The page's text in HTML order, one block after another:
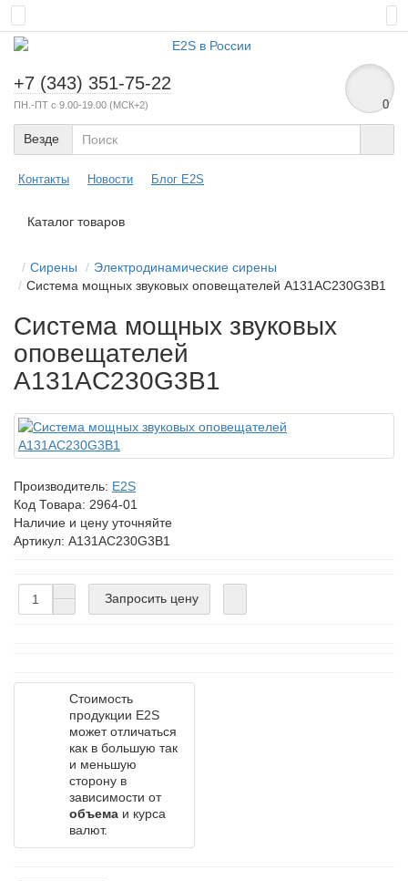
+7 (343) 351-75-22
ПН.-ПТ с 9.00-19.00 (МСК+2) 0
Везде
Контакты Новости Блог E2S
Каталог товаров
Сирены
Электродинамические сирены
Система мощных звуковых оповещателей A131AC230G3B1
Система мощных звуковых
оповещателей
A131AC230G3B1
Производитель: E2S
Код Товара: 2964-01
Наличие и цену уточняйте
Артикул: A131AC230G3B1
Запросить цену
Стоимость
продукции E2S
может отличаться
как в большую так
и меньшую
сторону в
зависимости от
объема и курса
валют.